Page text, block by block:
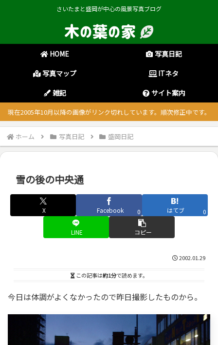
さいたまと盛岡が中心の風景写真ブログ
HOME
写真日記
写真マップ
ITネタ
雑記
サイト案内
現在2005年10月以降の画像がリンク切れしています。順次修正中です。
ホーム 写真日記 盛岡日記
雪の後の中央通
X Facebook 0 はてブ 0
LINE コピー
2002.01.29
この記事は約1分で読めます。
今日は体調がよくなかったので昨日撮影したものから。